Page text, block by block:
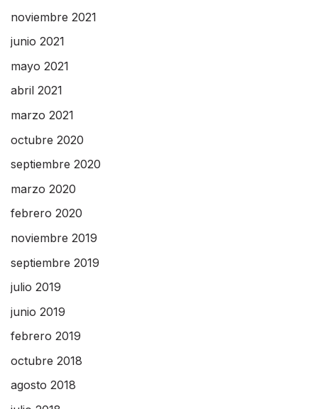
noviembre 2021
junio 2021
mayo 2021
abril 2021
marzo 2021
octubre 2020
septiembre 2020
marzo 2020
febrero 2020
noviembre 2019
septiembre 2019
julio 2019
junio 2019
febrero 2019
octubre 2018
agosto 2018